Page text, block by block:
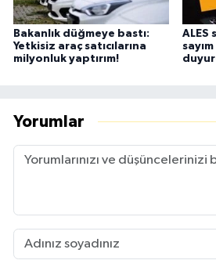
Bakanlık düğmeye bastı:
Yetkisiz araç satıcılarına
milyonluk yaptırım!
ALES
Yorumlar